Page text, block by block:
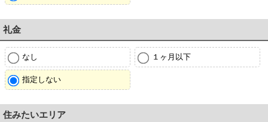
礼金
なし １ヶ月以下
指定しない
住みたいエリア